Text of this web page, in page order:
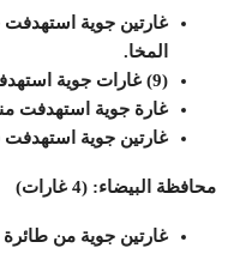
غارتين جوية استهدفت
المخا.
(9) غارات جوية استهدفت منطقة العمري بمديرية ذوباب.
غارة جوية استهدفت
غارتين جوية استهدفت
محافظة البيضاء: (4 غارات)
غارتين جوية من